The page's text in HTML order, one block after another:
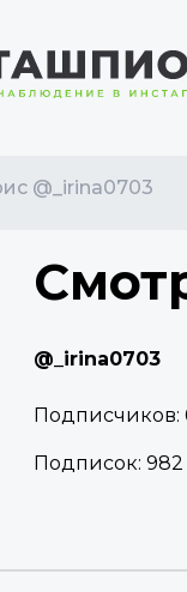
@_irina0703
@_irina0703
Подписчиков:
Подписок: 982